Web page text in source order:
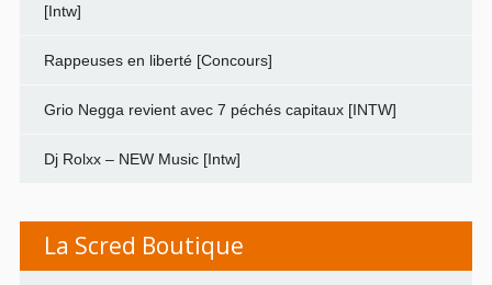
[Intw]
Rappeuses en liberté [Concours]
Grio Negga revient avec 7 péchés capitaux [INTW]
Dj Rolxx – NEW Music [Intw]
La Scred Boutique